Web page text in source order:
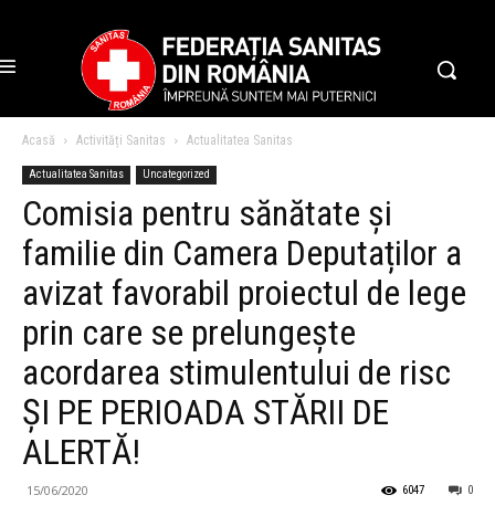
Acasă Activități Sanitas Actualitatea Sanitas
Actualitatea Sanitas Uncategorized
Comisia pentru sănătate și
familie din Camera Deputaților a
avizat favorabil proiectul de lege
prin care se prelungește
acordarea stimulentului de risc
ȘI PE PERIOADA STĂRII DE
ALERTĂ!
15/06/2020 0
6047